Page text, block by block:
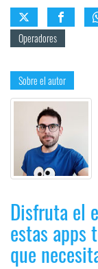
Operadores
Sobre el autor
Disfruta el
estas apps
que